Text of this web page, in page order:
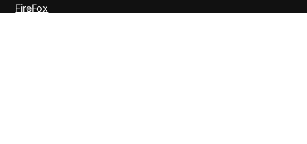
FireFox